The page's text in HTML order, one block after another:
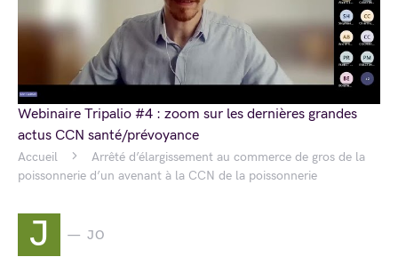
Accueil
Arrêté d’élargissement au commerce de gros de la
poissonnerie d’un avenant à la CCN de la poissonnerie
J JO
Webinaire Tripalio #4 : zoom sur les dernières grandes
actus CCN santé/prévoyance